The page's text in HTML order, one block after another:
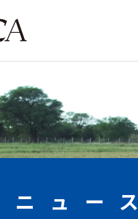
ニュース